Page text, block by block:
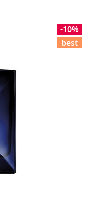
-10%
best